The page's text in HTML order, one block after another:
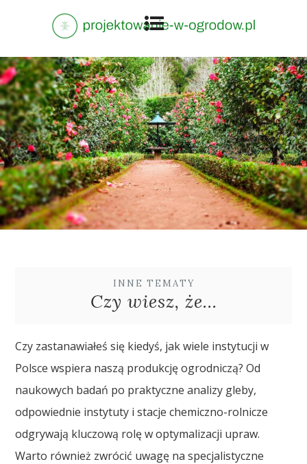
INNE TEMATY
Czy wiesz, że…
Czy zastanawiałeś się kiedyś, jak wiele instytucji w
Polsce wspiera naszą produkcję ogrodniczą? Od
naukowych badań po praktyczne analizy gleby,
odpowiednie instytuty i stacje chemiczno-rolnicze
odgrywają kluczową rolę w optymalizacji upraw.
Warto również zwrócić uwagę na specjalistyczne